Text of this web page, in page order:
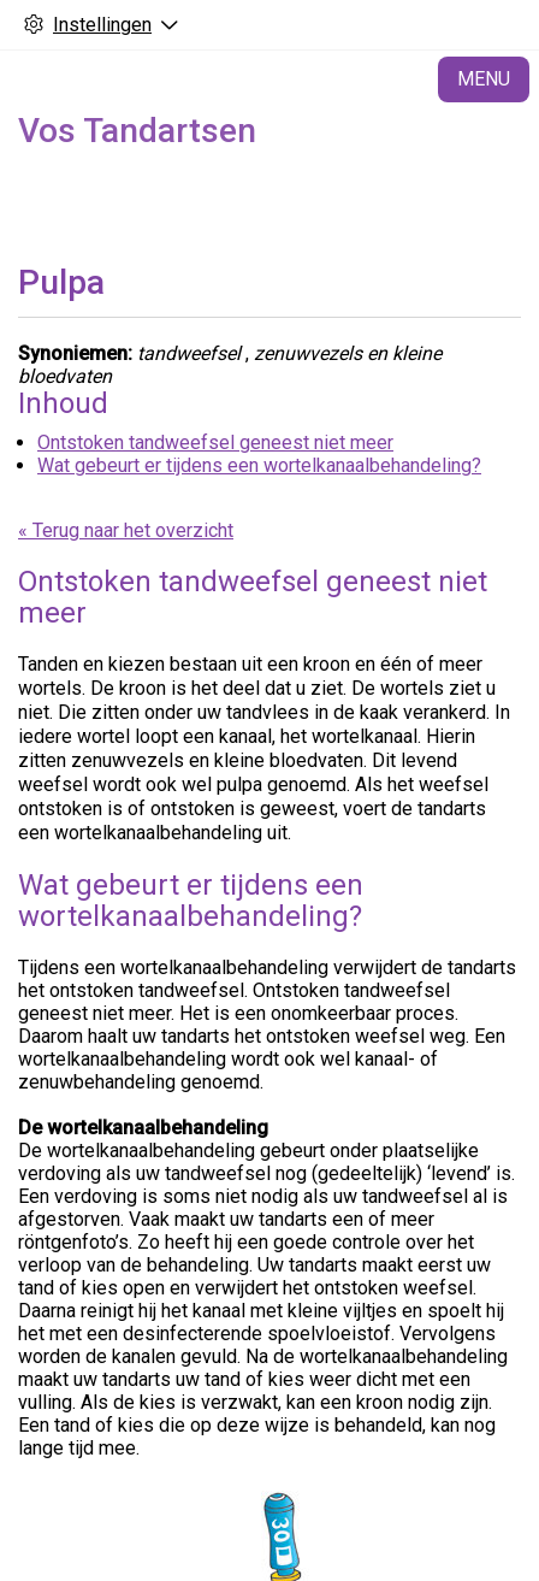
Instellingen
MENU
Vos Tandartsen
Pulpa
Synoniemen: tandweefsel, zenuwvezels en kleine
bloedvaten
Inhoud
Ontstoken tandweefsel geneest niet meer
Wat gebeurt er tijdens een wortelkanaalbehandeling?
« Terug naar het overzicht
Ontstoken tandweefsel geneest niet
meer
Tanden en kiezen bestaan uit een kroon en één of meer
wortels. De kroon is het deel dat u ziet. De wortels ziet u
niet. Die zitten onder uw tandvlees in de kaak verankerd. In
iedere wortel loopt een kanaal, het wortelkanaal. Hierin
zitten zenuwvezels en kleine bloedvaten. Dit levend
weefsel wordt ook wel pulpa genoemd. Als het weefsel
ontstoken is of ontstoken is geweest, voert de tandarts
een wortelkanaalbehandeling uit.
Wat gebeurt er tijdens een
wortelkanaalbehandeling?
Tijdens een wortelkanaalbehandeling verwijdert de tandarts
het ontstoken tandweefsel. Ontstoken tandweefsel
geneest niet meer. Het is een onomkeerbaar proces.
Daarom haalt uw tandarts het ontstoken weefsel weg. Een
wortelkanaalbehandeling wordt ook wel kanaal- of
zenuwbehandeling genoemd.
De wortelkanaalbehandeling
De wortelkanaalbehandeling gebeurt onder plaatselijke
verdoving als uw tandweefsel nog (gedeeltelijk) ‘levend’ is.
Een verdoving is soms niet nodig als uw tandweefsel al is
afgestorven. Vaak maakt uw tandarts een of meer
röntgenfoto’s. Zo heeft hij een goede controle over het
verloop van de behandeling. Uw tandarts maakt eerst uw
tand of kies open en verwijdert het ontstoken weefsel.
Daarna reinigt hij het kanaal met kleine vijltjes en spoelt hij
het met een desinfecterende spoelvloeistof. Vervolgens
worden de kanalen gevuld. Na de wortelkanaalbehandeling
maakt uw tandarts uw tand of kies weer dicht met een
vulling. Als de kies is verzwakt, kan een kroon nodig zijn.
Een tand of kies die op deze wijze is behandeld, kan nog
lange tijd mee.